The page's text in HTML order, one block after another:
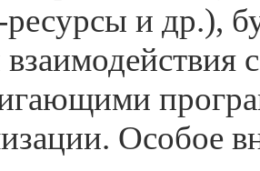
и др.),
Особое